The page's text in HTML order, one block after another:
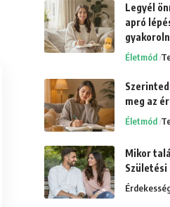
Legyél
apró
Életmód
meg az
Életmód
Mikor
Születési